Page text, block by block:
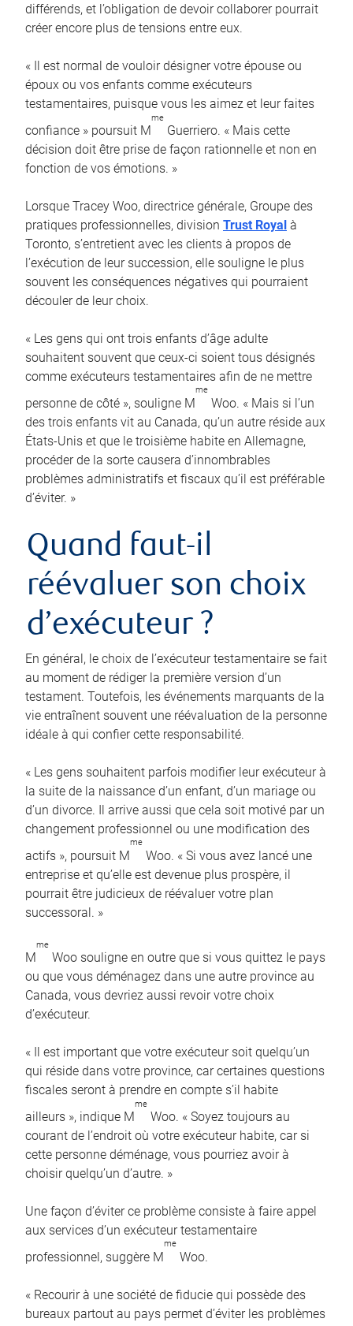
différends, et l’obligation de devoir collaborer pourrait
créer encore plus de tensions entre eux.
« Il est normal de vouloir désigner votre épouse ou
époux ou vos enfants comme exécuteurs
testamentaires, puisque vous les aimez et leur faites
confiance » poursuit M
me
Guerriero. « Mais cette
décision doit être prise de façon rationnelle et non en
fonction de vos émotions. »
Lorsque Tracey Woo, directrice générale, Groupe des
pratiques professionnelles, division Trust Royal à
Toronto, s’entretient avec les clients à propos de
l’exécution de leur succession, elle souligne le plus
souvent les conséquences négatives qui pourraient
découler de leur choix.
« Les gens qui ont trois enfants d’âge adulte
souhaitent souvent que ceux-ci soient tous désignés
comme exécuteurs testamentaires afin de ne mettre
personne de côté », souligne M
me
Woo. « Mais si l’un
des trois enfants vit au Canada, qu’un autre réside aux
États-Unis et que le troisième habite en Allemagne,
procéder de la sorte causera d’innombrables
problèmes administratifs et fiscaux qu’il est préférable
d’éviter. »
Quand faut-il
réévaluer son choix
d’exécuteur ?
En général, le choix de l’exécuteur testamentaire se fait
au moment de rédiger la première version d’un
testament. Toutefois, les événements marquants de la
vie entraînent souvent une réévaluation de la personne
idéale à qui confier cette responsabilité.
« Les gens souhaitent parfois modifier leur exécuteur à
la suite de la naissance d’un enfant, d’un mariage ou
d’un divorce. Il arrive aussi que cela soit motivé par un
changement professionnel ou une modification des
actifs », poursuit M
me
Woo. « Si vous avez lancé une
entreprise et qu’elle est devenue plus prospère, il
pourrait être judicieux de réévaluer votre plan
successoral. »
M
me
Woo souligne en outre que si vous quittez le pays
ou que vous déménagez dans une autre province au
Canada, vous devriez aussi revoir votre choix
d’exécuteur.
« Il est important que votre exécuteur soit quelqu’un
qui réside dans votre province, car certaines questions
fiscales seront à prendre en compte s’il habite
ailleurs », indique M
me
Woo. « Soyez toujours au
courant de l’endroit où votre exécuteur habite, car si
cette personne déménage, vous pourriez avoir à
choisir quelqu’un d’autre. »
Une façon d’éviter ce problème consiste à faire appel
aux services d’un exécuteur testamentaire
professionnel, suggère M
me
Woo.
« Recourir à une société de fiducie qui possède des
bureaux partout au pays permet d’éviter les problèmes